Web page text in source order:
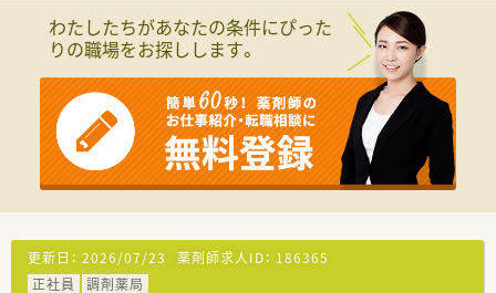
■育時時短勤務は、最大3時間の時間短縮する事ができ、お子様
が小学校卒業する迄取得が可能です。
■夫婦共に就業している事を条件に「ペア転勤制度」を利用すれ
ば夫婦で転勤が可能です。
■子女教育手当・社宅手当･住宅助成など、プライベートな部分を
支援してくれる福利厚生も充実しています。
■世界14カ国(約300社)に展開するグループ中核企業。グローバ
ル企業にて安定した経営環境の中で安心して働く事が出来ま
す。
■全国に約300店舗を展開しており、調剤はもちろん、OTCやシ
ニアケア、漢方薬、健康食品といった健康に必要な商品・サービ
ス提供、クリニックの誘致など新たな取り組みも実施していま
す。
≪多種多様なキャリアパスを用意≫
■調剤・OTCの担当として経験を積み更に管理薬剤師を経験した
後は、「在宅・企画開発・バイヤー・教育・薬事・調剤サポート」等の
■管理薬剤師以降は、自分が進みたいコースにチャレンジできる
チャンスが誰にでもあります。
わたしたちがあなたの条件にぴった
りの職場をお探しします。
更新日： 2026/07/23 薬剤師求人ID： 186365
正社員
調剤薬局